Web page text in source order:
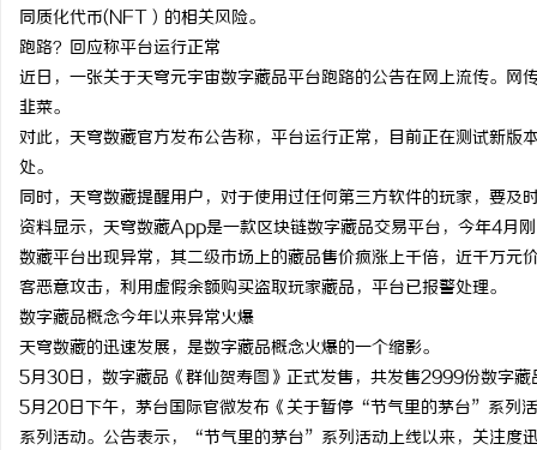
同质化代币(NFT）的相关风险。
跑路？回应称平台运行正常
近日，一张关于天穹元宇宙数字藏品平台跑路的公告在网上流传。
韭菜。
对此，天穹数藏官方发布公告称，平台运行正常，目前正在测试新
处。
同时，天穹数藏提醒用户，对于使用过任何第三方软件的玩家，要及
资料显示，天穹数藏App是一款区块链数字藏品交易平台，今年4月
数藏平台出现异常，其二级市场上的藏品售价疯涨上千倍，近千万
客恶意攻击，利用虚假余额购买盗取玩家藏品，平台已报警处理。
数字藏品概念今年以来异常火爆
天穹数藏的迅速发展，是数字藏品概念火爆的一个缩影。
5月30日，数字藏品《群仙贺寿图》正式发售，共发售2999份数字
5月20日下午，茅台国际官微发布《关于暂停“节气里的茅台”系列
系列活动。公告表示，“节气里的茅台”系列活动上线以来，关注度
贝净 AC 国际医疗实验